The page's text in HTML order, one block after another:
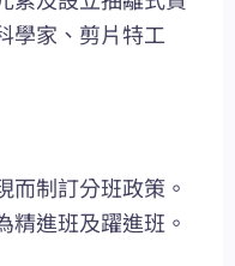
學家、剪片特工
而制訂分班政策。
精進班及躍進班。